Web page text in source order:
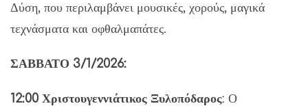
Δύση, που περιλαμβάνει μουσικές, χορούς, μαγικά
τεχνάσματα και οφθαλμαπάτες.
ΣΑΒΒΑΤΟ 3/1/2026:
12:00 Χριστουγεννιάτικος Ξυλοπόδαρος: Ο